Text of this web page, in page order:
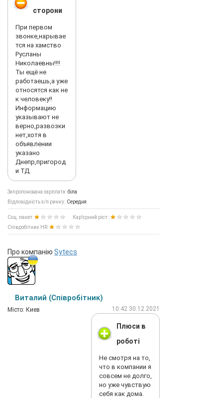
сторони
При первом
звонке,нарывае
тся на хамство
Русланы
Николаевны!!!!
Ты ещё не
работаешь,а уже
относятся как не
к человеку!!
Информацию
указывают не
верно,развозки
нет,хотя в
объявлении
указано
Днепр,пригород
и ТД.
Запропонована зарплата: біла
Відповідність з/п ринку: Середня
Соц. пакет:
Кар'єрний ріст :
Співробітник HR:
Про компанію Sytecs
Виталий (Співробітник)
Мiсто: Киев 10:42 30.12.2021
Плюси в
роботі
Не смотря на то,
что в компании я
совсем не долго,
но уже чувствую
себя как дома.